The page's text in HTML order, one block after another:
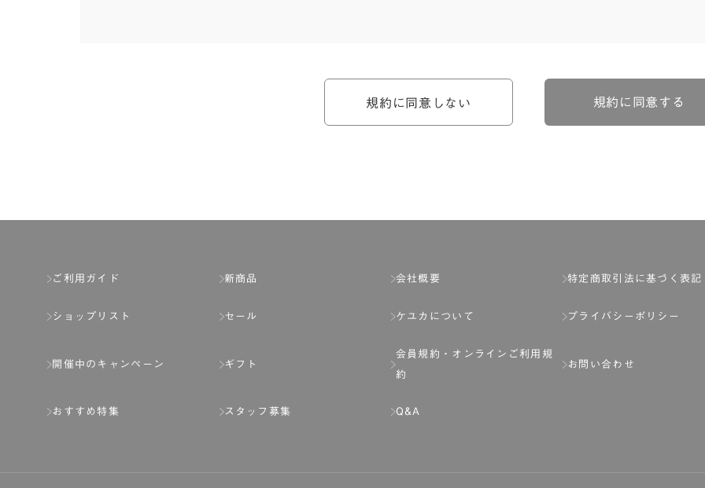
ら個別規定はその名称のいかんに関わらず、本規約の一部を構成するものとします。
本規約の定めが前項の個別規定の定めと矛盾する場合には、個別規定において特段の定めなき限り、個別規定の定めが
1.会員の登録は、弊社所定の情報を、インターネット上のページへの入力、または弊社が別途指定する方法に従って提
2.会員登録は、一人につき１アカウントのみとします。一人で２アカウント以上を登録したと弊社が合理的な理由に基
3.前項の定めの他、弊社は、会員登録した方が以下の各号のいずれかの事由に該当する場合は、その登録を拒否し、ま
規約に同意しない 規約に同意する
ご利用ガイド
ショップリスト
開催中のキャンペーン
おすすめ特集
新商品
セール
ギフト
スタッフ募集
会社概要
ケユカについて
会員規約・
オンラインご利用規
約
Q&A
特定商取引法に基づく表記
プライバシーポリシー
お問い合わせ